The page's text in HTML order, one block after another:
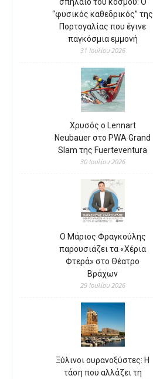
“φυσικός καθεδρικός” της
Πορτογαλίας που έγινε
παγκόσμια εμμονή
31 Ιουλίου 2026
Χρυσός ο Lennart
Neubauer στο PWA Grand
Slam της Fuerteventura
30 Ιουλίου 2026
Ο Μάριος Φραγκούλης
παρουσιάζει τα «Χέρια
Φτερά» στο Θέατρο
Βράχων
29 Ιουλίου 2026
Ξύλινοι ουρανοξύστες: Η
τάση που αλλάζει τη